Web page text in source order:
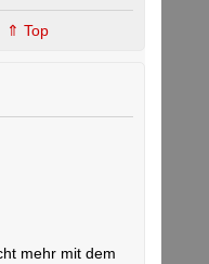
⇑ Top
mehr mit dem